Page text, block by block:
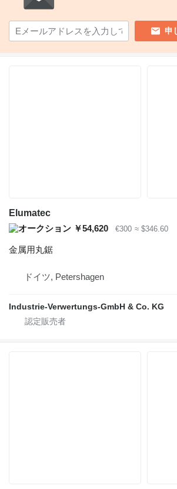
申
Elumatec
￥54,620
€300 ≈ $346.60
金属用丸鋸
ドイツ, Petershagen
Industrie-Verwertungs-GmbH & Co. KG